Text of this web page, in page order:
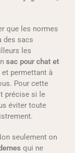
que les normes
des sacs
les
sac pour chat et
et permettant à
Pour cette
précise si le
éviter toute
seulement on
qui ne